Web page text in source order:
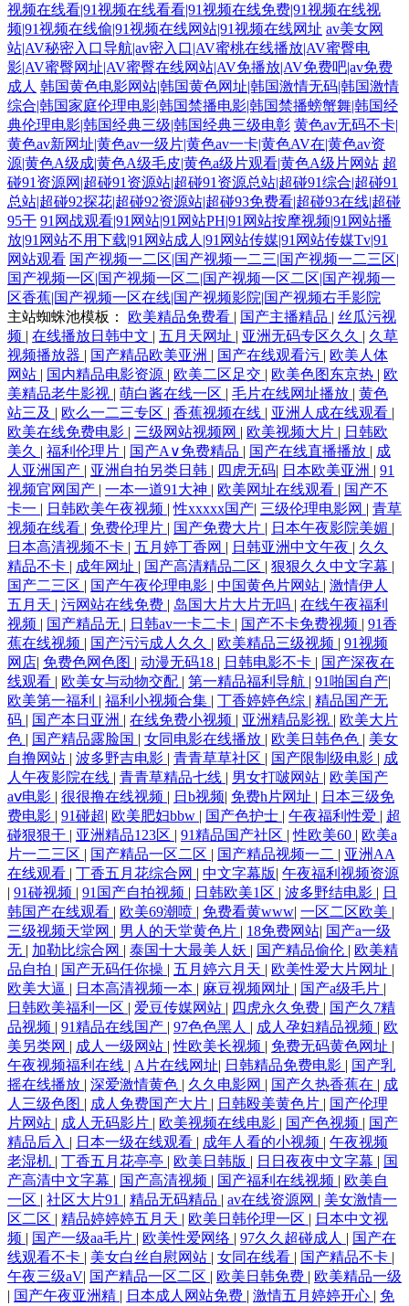
视频在线看|91视频在线看看|91视频在线免费|91视频在线视
频|91视频在线偷|91视频在线网站|91视频在线网址 av美女网
站|AV秘密入口导航|av密入口|AV蜜桃在线播放|AV蜜臀电
影|AV蜜臀网址|AV蜜臀在线网站|AV免播放|AV免费吧|av免费
成人 韩国黄色电影网站|韩国黄色网址|韩国激情无码|韩国激情
综合|韩国家庭伦理电影|韩国禁播电影|韩国禁播螃蟹舞|韩国经
典伦理电影|韩国经典三级|韩国经典三级电彰 黄色av无码不卡|
黄色av新网址|黄色av一级片|黄色av一卡|黄色AV在|黄色av资
源|黄色A级成|黄色A级毛皮|黄色a级片观看|黄色A级片网站 超
碰91资源网|超碰91资源站|超碰91资源总站|超碰91综合|超碰91
总站|超碰92探花|超碰92资源站|超碰93免费看|超碰93在线|超碰
95干 91网战观看|91网站|91网站PH|91网站按摩视频|91网站播
放|91网站不用下载|91网站成人|91网站传媒|91网站传媒Tv|91
网站观看 国产视频一二区|国产视频一二三|国产视频一二三区|
国产视频一区|国产视频一区二|国产视频一区二区|国产视频一
区香蕉|国产视频一区在线|国产视频影院|国产视频右手影院
主站蜘蛛池模板： 欧美精品免费看 | 国产主播精品 | 丝瓜污视
频 | 在线播放日韩中文 | 五月天网址 | 亚洲无码专区久久 | 久草
视频播放器 | 国产精品欧美亚洲 | 国产在线观看污 | 欧美人体
网站 | 国内精品电影资源 | 欧美二区足交 | 欧美色图东京热 | 欧
美精品老牛影视 | 萌白酱在线一区 | 毛片在线网址播放 | 黄色
站三及 | 欧么一二三专区 | 香蕉视频在线 | 亚洲人成在线观看 |
欧美在线免费电影 | 三级网站视频网 | 欧美视频大片 | 日韩欧
美久 | 福利伦理片 | 国产A∨免费精品 | 国产在线直播播放 | 成
人亚洲国产 | 亚洲自拍另类日韩 | 四虎无码| 日本欧美亚洲 | 91
视频官网国产 | 一本一道91大神 | 欧美网址在线观看 | 国产不
卡一 | 日韩欧美午夜视频 |性xxxxx国产| 三级伦理电影网 | 青草
视频在线看 | 免费伦理片 | 国产免费大片 | 日本午夜影院美媚 |
日本高清视频不卡 | 五月婷丁香网 | 日韩亚洲中文午夜 | 久久
精品不卡 | 成年网址 | 国产高清精品二区 | 狠狠久久中文字幕 |
国产二三区 | 国产午夜伦理电影 | 中国黄色片网站 | 激情伊人
五月天 | 污网站在线免费 | 岛国大片大片无吗 | 在线午夜福利
视频 | 国产精品无 | 日韩av一卡二卡 | 国产不卡免费视频 | 91香
蕉在线视频 | 国产污污成人久久 | 欧美精品三级视频 | 91视频
网店| 免费色网色图 | 动漫无码18 | 日韩电影不卡 | 国产深夜在
线观看 | 欧美女与动物交配 | 第一精品福利导航 | 91啪国自产|
欧美第一福利 | 福利小视频合集 | 丁香婷婷色综 | 精品国产无
码 | 国产本日亚洲 | 在线免费小视频 | 亚洲精品影视 | 欧美大片
色 | 国产精品露脸国 | 女同电影在线播放 | 欧美日韩色色 | 美女
自撸网站 | 波多野吉电影 | 青青草草社区 | 国产限制级电影 | 成
人午夜影院在线 | 青青草精品七线 | 男女打啵网站 | 欧美国产
aⅴ电影 | 很很撸在线视频 | 日b视频| 免费h片网址 | 日本三级免
费电影 | 91碰超| 欧美肥妇bbw | 国产色护士 | 午夜福利性爱 | 超
碰狠狠干 | 亚洲精品123区 | 91精品国产社区 |性欧美60 | 欧美a
片一二三区 | 国产精品一区二区 | 国产精品视频一二 | 亚洲AA
在线观看 | 丁香五月花综合网 | 中文字幕版| 午夜福利视频资源
| 91碰视频 | 91国产自拍视频 | 日韩欧美1区 | 波多野结电影 | 日
韩国产在线观看 | 欧美69潮喷 | 免费看黄www| 一区二区欧美 |
三级视频天堂网 | 男人的天堂黄色片 | 18免费网站| 国产a一级
无 | 加勒比综合网 | 泰国十大最美人妖 | 国产精品偷伦 | 欧美精
品自拍 | 国产无码任你操 | 五月婷六月天 | 欧美性爱大片网址 |
欧美大逼 | 日本高清视频一本 | 麻豆视频网址 | 国产a级毛片 |
日韩欧美福利一区 | 爱豆传媒网站 | 四虎永久免费 | 国产久7精
品视频 | 91精品在线国产 | 97色色黑人 | 成人孕妇精品视频 | 欧
美另类网 | 成人一级网站 |性欧美长视频 | 免费无码黄色网址 |
午夜视频福利在线 | A片在线网址| 日韩精品免费电影 | 国产乳
摇在线播放 | 深爱激情黄色 | 久久电影网 | 国产久热香蕉在 | 成
人三级色图 | 成人免费国产大片 | 日韩殴美黄色片 | 国产伦理
片网站 | 成人无码影片 | 欧美视频在线电影 | 国产色视频 | 国产
精品后入 | 日本一级在线观看 | 成年人看的小视频 | 午夜视频
老湿机 | 丁香五月花亭亭 | 欧美日韩版 | 日日夜夜中文字幕 | 国
产高清中文字幕 | 国产高清视频 | 国产福利在线视频 | 欧美自
一区 | 社区大片91 | 精品无码精品 | av在线资源网 | 美女激情一
区二区 | 精品婷婷婷五月天 | 欧美日韩伦理一区 | 日本中文视
频 | 国产一级aa毛片 | 欧美性爱网络 | 97久久超碰成人 | 国产在
线观看不卡 | 美女白丝自慰网站 | 女同在线看 | 国产精品不卡 |
午夜三级aV| 国产精品一区二区 | 欧美日韩免费 | 欧美精品一级
| 国产午夜亚洲精 | 日本成人网站免费 | 激情五月婷婷开心 | 免